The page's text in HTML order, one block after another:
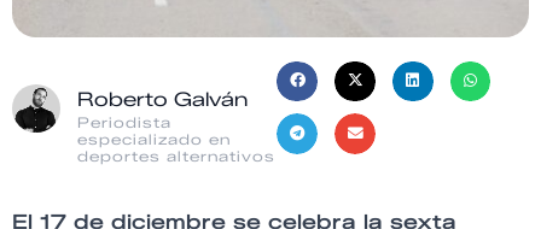
Roberto Galván
Periodista
especializado en
deportes alternativos
El 17 de diciembre se celebra la sexta